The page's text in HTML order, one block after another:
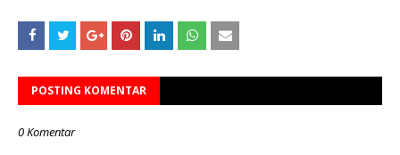
POSTING KOMENTAR
0 Komentar